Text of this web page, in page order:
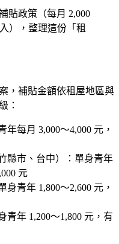
貼政策（每月 2,000
），整理這份「租
，補貼金額依租屋地區與
：
年每月 3,000～4,000 元，
縣市、台中）
：單身青年
元
身青年 1,800～2,600 元，
青年 1,200～1,800 元，有